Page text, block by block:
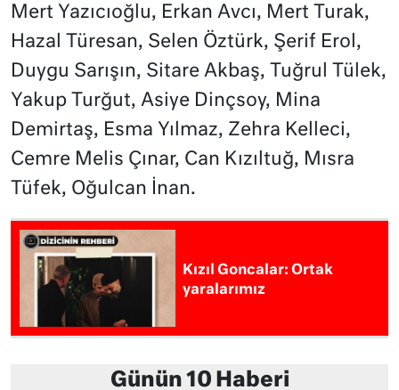
Mert Yazıcıoğlu, Erkan Avcı, Mert Turak,
Hazal Türesan, Selen Öztürk, Şerif Erol,
Duygu Sarışın, Sitare Akbaş, Tuğrul Tülek,
Yakup Turğut, Asiye Dinçsoy, Mina
Demirtaş, Esma Yılmaz, Zehra Kelleci,
Cemre Melis Çınar, Can Kızıltuğ, Mısra
Tüfek, Oğulcan İnan.
Kızıl Goncalar: Ortak
yaralarımız
Günün 10 Haberi